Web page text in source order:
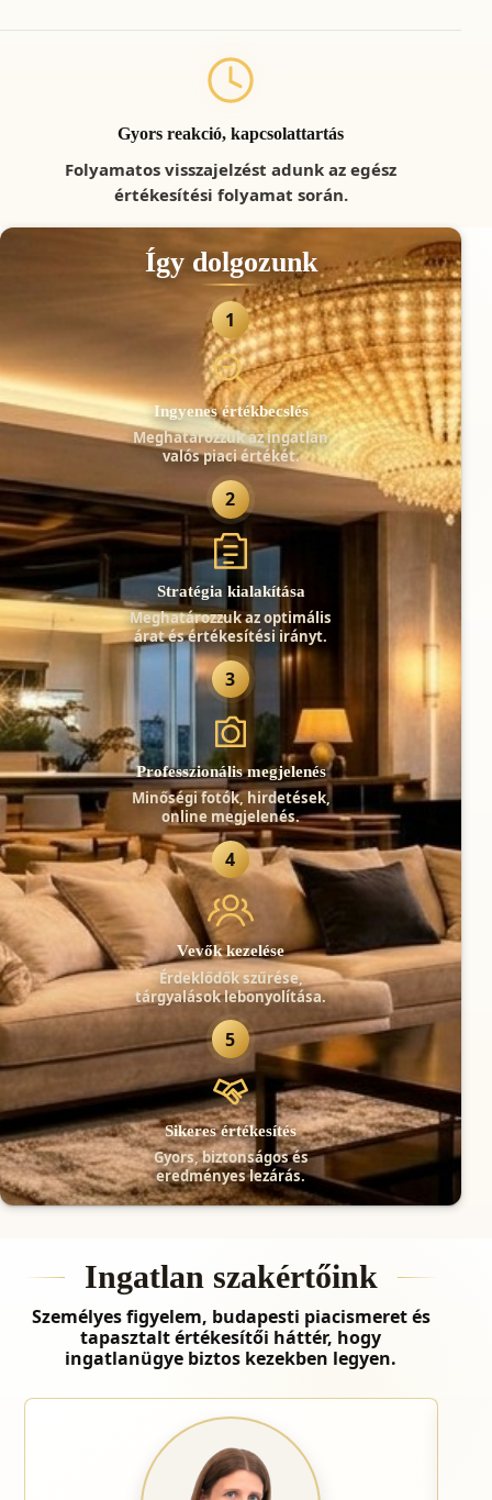
Gyors reakció, kapcsolattartás
Folyamatos visszajelzést adunk az egész
értékesítési folyamat során.
Így dolgozunk
1
Ingyenes értékbecslés
Meghatározzuk az ingatlan
valós piaci értékét.
2
Stratégia kialakítása
Meghatározzuk az optimális
árat és értékesítési irányt.
3
Professzionális megjelenés
Minőségi fotók, hirdetések,
online megjelenés.
4
Vevők kezelése
Érdeklődők szűrése,
tárgyalások lebonyolítása.
5
Sikeres értékesítés
Gyors, biztonságos és
eredményes lezárás.
Ingatlan szakértőink
Személyes figyelem, budapesti piacismeret és
tapasztalt értékesítői háttér, hogy
ingatlanügye biztos kezekben legyen.